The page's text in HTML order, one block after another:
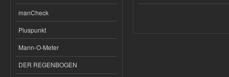
manCheck
Pluspunkt
Mann-O-Meter
DER REGENBOGEN